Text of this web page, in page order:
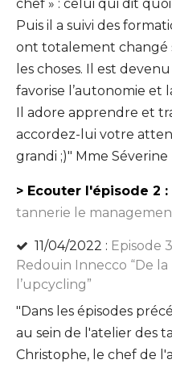
chef » : celui qui dit
Puis il a suivi des
ont totalement changé
les choses. Il est
favorise l’autonomie et
Il adore apprendre et
accordez-lui votre
grandi ;)" Mme
> Ecouter l'épisode 2 :
tannerie le
11/04/2022 : Episode
Redouin Innecco “De
l’upcycling”
"Dans les épisodes
au sein de l'atelier des
Christophe, le chef de